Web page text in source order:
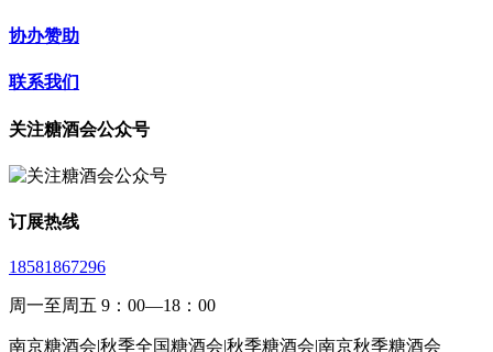
协办赞助
联系我们
关注糖酒会公众号
订展热线
18581867296
周一至周五 9：00—18：00
南京糖酒会|秋季全国糖酒会|秋季糖酒会|南京秋季糖酒会